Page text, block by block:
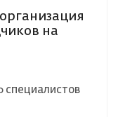
на
специалистов